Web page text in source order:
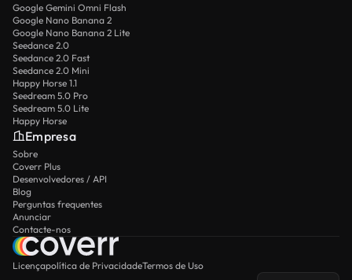
Google Gemini Omni Flash
Google Nano Banana 2
Google Nano Banana 2 Lite
Seedance 2.0
Seedance 2.0 Fast
Seedance 2.0 Mini
Happy Horse 1.1
Seedream 5.0 Pro
Seedream 5.0 Lite
Happy Horse
Empresa
Sobre
Coverr Plus
Desenvolvedores / API
Blog
Perguntas frequentes
Anunciar
Contacte-nos
Licençapolítica de PrivacidadeTermos de Uso